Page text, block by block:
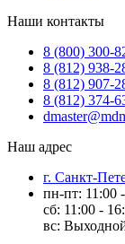
Наши контакты
8 (800) 300-
8 (812) 938-
8 (812) 907-
8 (812) 374-
Наш адрес
г. Санкт-
пн-пт: 11:00
сб: 11:00 -
вс: